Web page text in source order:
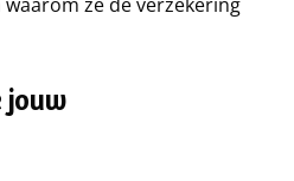
jouw